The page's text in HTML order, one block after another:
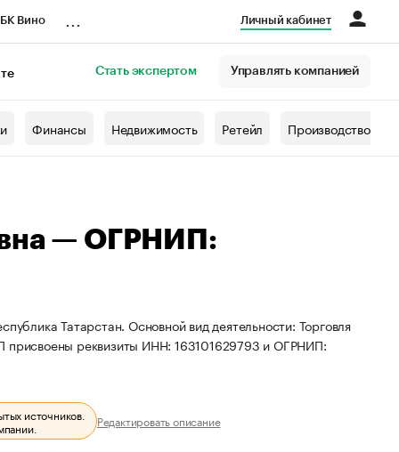
Вино Личный кабинет
Стать экспертом Управлять компанией
Финансы Недвижимость Ретейл Производство
— ОГРНИП:
Татарстан. Основной вид деятельности: Торговля
присвоены реквизиты ИНН: 163101629793 и ОГРНИП:
источников. Редактировать описание